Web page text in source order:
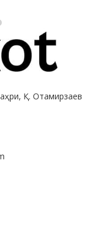
Қ. Отамирзаев